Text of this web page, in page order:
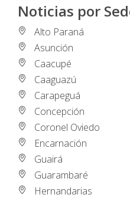
Noticias por
Alto Paraná
Asunción
Caacupé
Caaguazú
Carapeguá
Concepción
Coronel Oviedo
Encarnación
Guairá
Guarambaré
Hernandarias